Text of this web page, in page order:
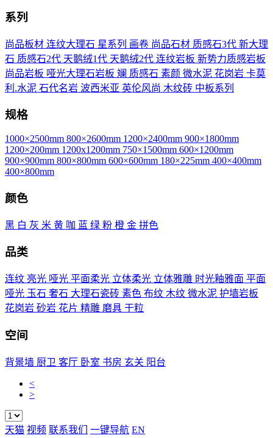
系列
尚品板材 连纹大理石 星系列 画卷 尚品石材 质感石3代 新大理
石 质感石2代 天鹅绒1代 天鹅绒2代 连纹岩板 新势力质感岩板
尚品岩板 哑光大理石岩板 斓 质感石 素颜 微水泥 花岗岩 卡莫
利.水泥 石代名岩 波西米亚 英伦风尚 木纹砖 中板系列
规格
1000×2500mm 800×2600mm 1200×2400mm 900×1800mm
1200×200mm 1200x1200mm 750×1500mm 600×1200mm
900×900mm 800×800mm 600×600mm 180×225mm 400×400mm
400×800mm
颜色
黑 白 灰 米 黄 咖 蓝 绿 粉 橙 金 拼色
品类
连纹 亮光 哑光 平面柔光 立体柔光 立体雅雕 时光釉雅面 平面
哑光 玉石 奢石 大理石瓷砖 素色 布纹 木纹 微水泥 护墙岩板
花岗岩 砂岩 花片 精雕 磨具 干粒
空间
背景墙 厨卫 客厅 卧室 书房 玄关 阳台
<
>
天猫 视频 联系我们 一键导航 EN